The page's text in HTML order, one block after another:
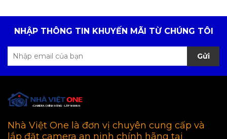
NHẬP THÔNG TIN KHUYẾN MÃI TỪ CHÚNG TÔI
Gửi
Nhà Việt One là đơn vị chuyên cung cấp và
lắp đặt camera an ninh chính hãng tại